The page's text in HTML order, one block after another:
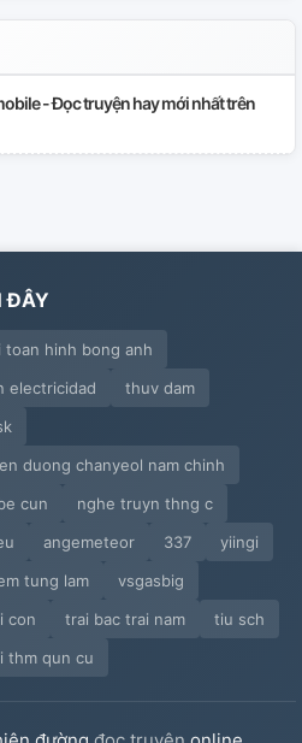
- Đọc truyện hay mới nhất trên
ĐÂY
hinh bong anh
electricidad
thuv dam
duong chanyeol nam chinh
cun
nghe truyn thng c
angemeteor 337
yiingi
tung lam
vsgasbig
con
trai bac trai nam
tiu sch
thm qun cu